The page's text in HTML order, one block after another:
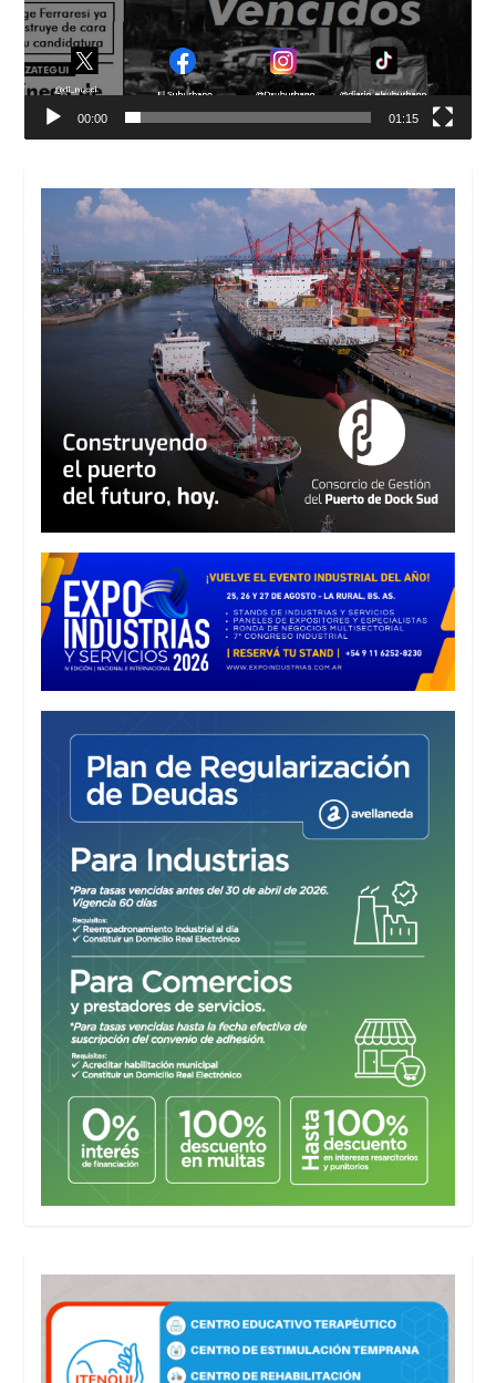
00:00 01:15